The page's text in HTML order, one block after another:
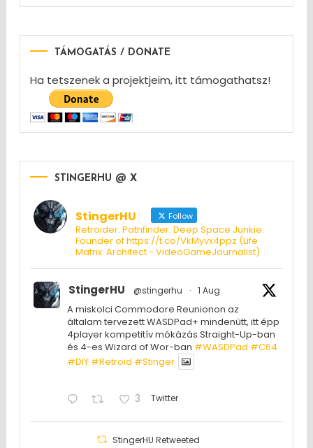
TÁMOGATÁS / DONATE
Ha tetszenek a projektjeim, itt támogathatsz!
STINGERHU @ X
StingerHU Follow
Retroider. Pathfinder. Deep Space Junkie.
Founder of https://t.co/VkMyvx4ppz (Life
Matrix: Architect - VideoGameJournalist)
StingerHU @stingerhu · 1 Aug
A miskolci Commodore Reunionon az
általam tervezett WASDPad+ mindenütt, itt épp
4player kompetitív mókázás Straight-Up-ban
és 4-es Wizard of Wor-ban #WASDPad #C64
#DIY #Retroid #Stinger
3 Twitter
StingerHU Retweeted